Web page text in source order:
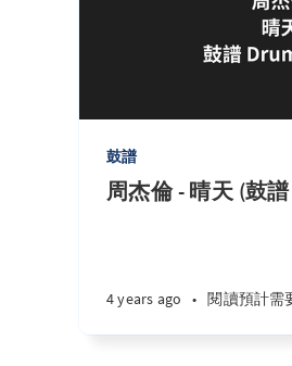
鼓譜
周杰倫 - 晴天 (鼓
4 years ago • 閱讀預計需